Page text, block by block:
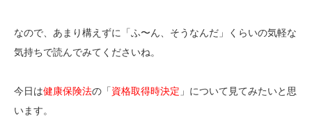
なので、あまり構えずに「ふ〜ん、そうなんだ」くらいの気軽な
気持ちで読んでみてくださいね。
今日は健康保険法の「資格取得時決定 」について見てみたいと思
います。